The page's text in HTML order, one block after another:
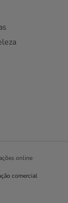
online
comercial